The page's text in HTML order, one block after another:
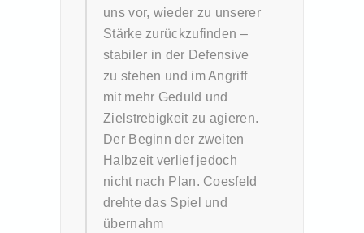
uns vor, wieder zu unserer
Stärke zurückzufinden –
stabiler in der Defensive
zu stehen und im Angriff
mit mehr Geduld und
Zielstrebigkeit zu agieren.
Der Beginn der zweiten
Halbzeit verlief jedoch
nicht nach Plan. Coesfeld
drehte das Spiel und
übernahm